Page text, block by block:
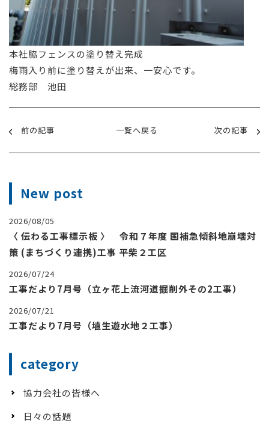
本社脇フェンスの塗り替え完成
梅雨入り前に塗り替えが出来、一安心です。
総務部 池田
前の記事 一覧へ戻る 次の記事
New post
2026/08/05
〈 伝わる工事標示板 〉 令和７年度 国補急傾斜地崩壊対
策 (まちづくり連携)工事 平柴２工区
2026/07/24
工事だより7月号（立ヶ花上流河道掘削外その2工事）
2026/07/21
工事だより7月号（埴生遊水地２工事）
category
協力会社の皆様へ
日々の話題